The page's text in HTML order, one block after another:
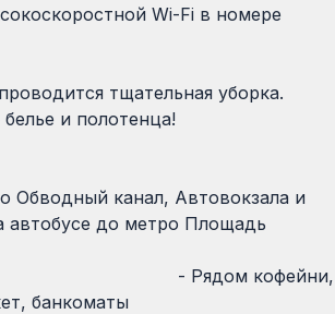
Wi-Fi в номере
тщательная уборка.
и полотенца!
Обводный канал, Автовокзала и
автобусе до метро Площадь
кофейни,
банкоматы